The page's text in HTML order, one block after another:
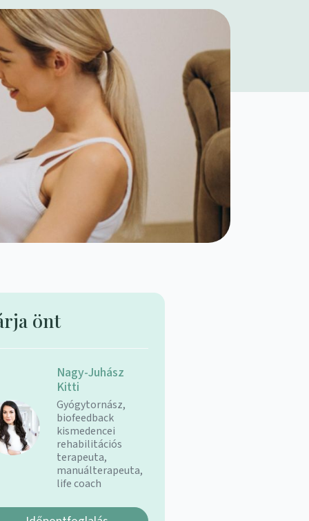
önt
Nagy-Juhász
Kitti
Gyógytornász,
biofeedback
kismedencei
rehabilitációs
terapeuta,
manuálterapeuta,
life coach